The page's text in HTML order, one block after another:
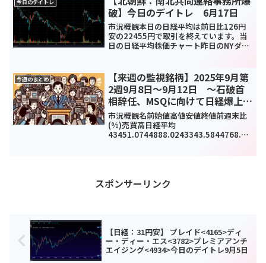
今日のデイトレ
破】今日のデイトレ 6月17日
市況概観本日の日経平均は前日比126円
安の22455円で取引を終えています。当
日の日経平均株価チャート昨日のNYダウ
トランプ政権の1兆ドル程度をインフラに
支出するこ...
今週のまとめ
【来週の監視銘柄】2025年9月第
2週9月8日～9月12日 ～石破首
相辞任、MSQに向けて日経爆上げ
～
市況概観名前始値高値安値終値前週末比
(%)売買高日経平均
43451.0744888.0243343.5844768.12
スポンサーリンク
【日経：31円安】 プレイド<4165>ディ
ー・ディー・エス<3782>プレミアアンチ
エイジング<4934>今日のデイトレ9月5日